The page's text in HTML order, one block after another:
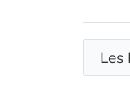
Les